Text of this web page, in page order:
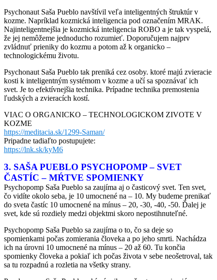
Psychonaut Saša Pueblo navštívil veľa inteligentných štruktúr v
kozme. Napríklad kozmická inteligencia pod označením MRAK.
Najinteligentnejšia je kozmická inteligencia ROBO a je tak vyspelá,
že jej nemôžeme jednoducho rozumieť. Doporučujem najprv
zvládnuť prieniky do kozmu a potom až k organicko –
technologickému životu.
Psychonaut Saša Pueblo tak preniká cez osoby. ktoré majú zvieracie
kosti k inteligentným systémom v kozme a učí sa spoznávať ich
svet. Je to efektívnejšia technika. Prípadne technika premostenia
ľudských a zvieracích kostí.
VIAC O ORGANICKO – TECHNOLOGICKOM ZIVOTE V
KOZME
https://meditacia.sk/1299-Saman/
Pripadne tadiaľto postupujete:
https://lnk.sk/kyM6
3. SAŠA PUEBLO PSYCHOPOMP – SVET
ČASTÍC – MŔTVE SPOMIENKY
Psychopomp Saša Pueblo sa zaujíma aj o časticový svet. Ten svet,
čo vidíte okolo seba, je 10 umocnené na – 10. My budeme prenikať
do sveta častíc 10 umocnené na mínus – 20, -30, -40, -50. Ďalej je
svet, kde sú rozdiely medzi objektmi skoro nepostihnuteľné.
Psychopomp Saša Pueblo sa zaujíma o to, čo sa deje so
spomienkami počas zomierania človeka a po jeho smrti. Nachádza
ich na úrovni 10 umocnené na mínus – 20 až 60. Tu končia
spomienky človeka a pokiaľ ich počas života v sebe neošetroval, tak
sa tu rozpadnú a rozletia na všetky strany.